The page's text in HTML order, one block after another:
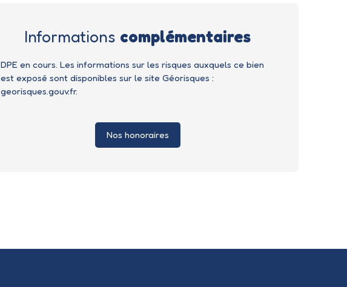
Informations complémentaires
DPE en cours. Les informations sur les risques auxquels ce bien
est exposé sont disponibles sur le site Géorisques :
georisques.gouv.fr.
Nos honoraires